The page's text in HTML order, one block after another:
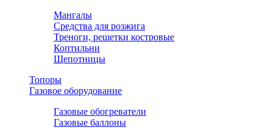
Мангалы
Средства для розжига
Треноги, решетки костровые
Коптильни
Щепотницы
Топоры
Газовое оборудование
Газовые обогреватели
Газовые баллоны